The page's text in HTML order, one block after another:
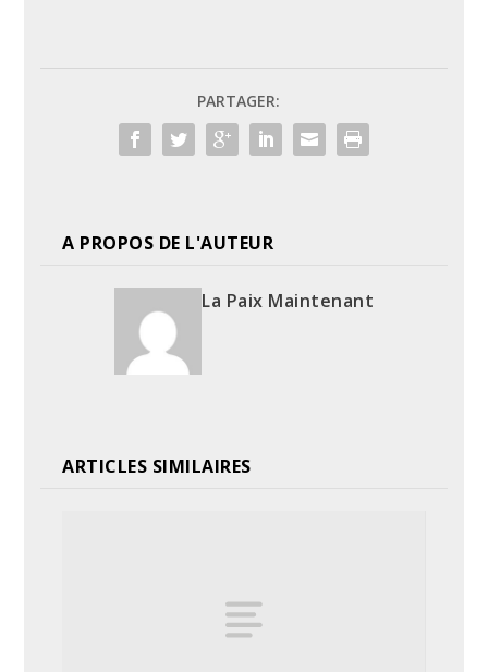
PARTAGER:
A PROPOS DE L'AUTEUR
La Paix Maintenant
ARTICLES SIMILAIRES